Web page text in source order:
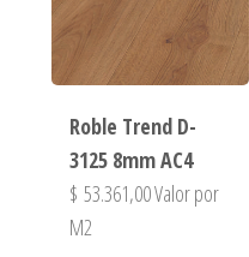
Roble Trend D-
3125 8mm AC4
$ 53.361,00Valor por
M2